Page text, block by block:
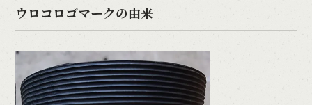
ウロコロゴマークの由来